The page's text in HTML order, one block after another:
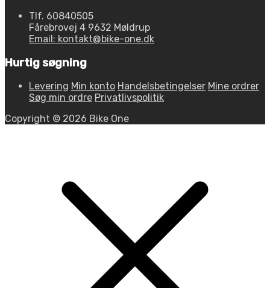
Tlf. 60840505
Fårebrovej 4 9632 Møldrup
Email: kontakt@bike-one.dk
Hurtig søgning
Levering Min konto Handelsbetingelser Mine ordrer
Søg min ordre Privatlivspolitik
Copyright © 2026 Bike One